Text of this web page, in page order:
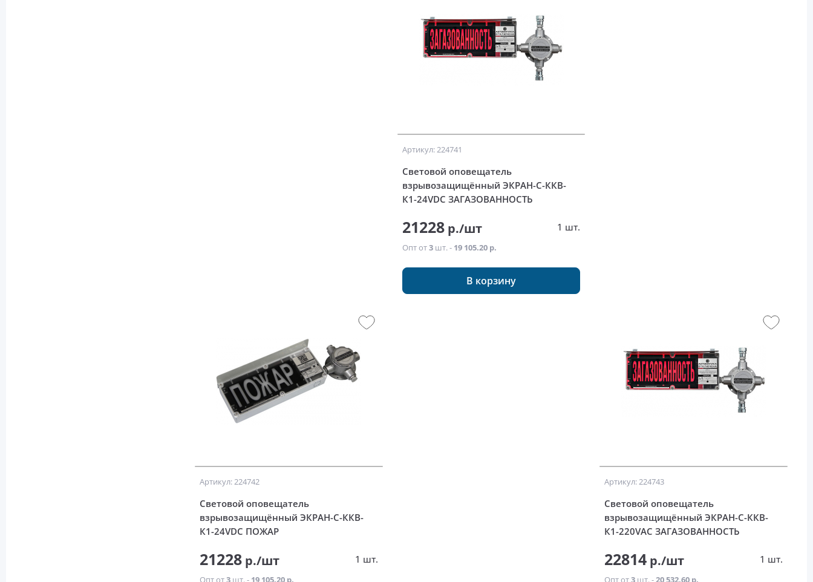
Артикул: 224741
Световой оповещатель
взрывозащищённый ЭКРАН-С-ККВ-
К1-24VDC ЗАГАЗОВАННОСТЬ
21228р./шт 1 шт.
Опт от3шт. - 19 105.20 р.
В корзину
Артикул: 224742
Световой оповещатель
взрывозащищённый ЭКРАН-С-ККВ-
К1-24VDC ПОЖАР
21228 р./шт 1 шт.
Опт от3 шт. - 19 105.20 р.
Артикул: 224743
Световой оповещатель
взрывозащищённый ЭКРАН-С-ККВ-
К1-220VAC ЗАГАЗОВАННОСТЬ
22814 р./шт 1 шт.
Опт от3 шт. -20 532.60 р.